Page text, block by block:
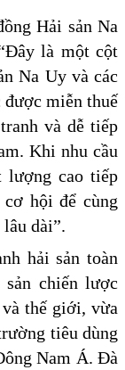
Hải sản Na
là một cột
Na Uy và các
miễn thuế
và dễ tiếp
Khi nhu cầu
lượng cao tiếp
hội để cùng
dài”.
hải sản toàn
chiến lược
thế giới, vừa
tiêu dùng
Nam Á. Đà